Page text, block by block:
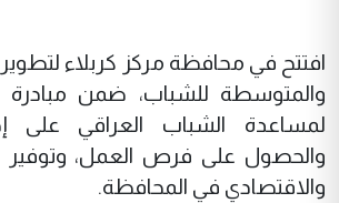
افتتح في محافظة مركز كربلاء
والمتوسطة للشباب، ضمن مبادرة
لمساعدة الشباب العراقي على
والحصول على فرص العمل، وتوفير
والاقتصادي في المحافظة.